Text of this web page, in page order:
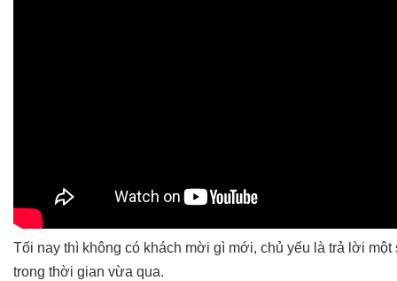
Tối nay thì không có khách mời gì mới, chủ yếu là trả lời
trong thời gian vừa qua.